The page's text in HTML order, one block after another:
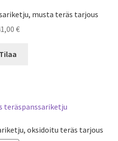
musta teräs tarjous
€
Tilaa
oksidoitu teräs tarjous